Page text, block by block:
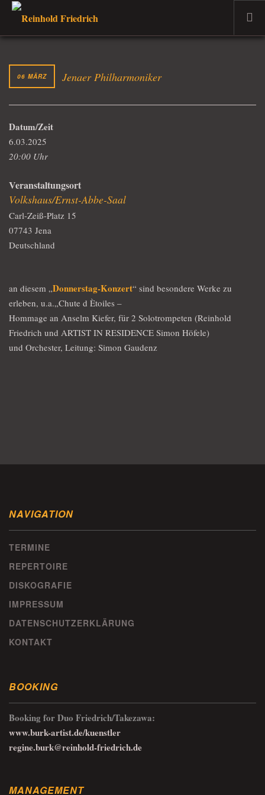
DER MUSIKER
DER DOZENT
06 MÄRZ Jenaer Philharmoniker
Datum/Zeit
6.03.2025
20:00 Uhr
Veranstaltungsort
Volkshaus/Ernst-Abbe-Saal
Carl-Zeiß-Platz 15
07743 Jena
Deutschland
an diesem „Donnerstag-Konzert“ sind besondere Werke zu
erleben, u.a.„Chute d Ètoiles –
Hommage an Anselm Kiefer, für 2 Solotrompeten (Reinhold
Friedrich und ARTIST IN RESIDENCE Simon Höfele)
und Orchester, Leitung: Simon Gaudenz
NAVIGATION
TERMINE
REPERTOIRE
DISKOGRAFIE
IMPRESSUM
DATENSCHUTZERKLÄRUNG
KONTAKT
BOOKING
Booking for Duo Friedrich/Takezawa:
www.burk-artist.de/kuenstler
regine.burk@reinhold-friedrich.de
MANAGEMENT